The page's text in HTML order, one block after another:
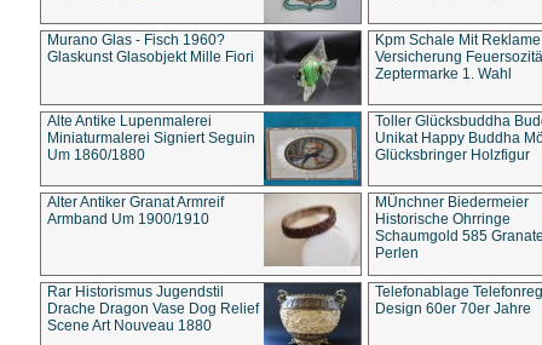
Murano Glas - Fisch 1960?
Glaskunst Glasobjekt Mille Fiori
Kpm Schale Mit Reklame
Versicherung
Zeptermarke 1. Wahl
Alte Antike Lupenmalerei
Miniaturmalerei Signiert Seguin
Um 1860/1880
Toller Glücksbuddha
Unikat Happy Buddha
Glücksbringer Holzfigur
Alter Antiker Granat Armreif
Armband Um 1900/1910
MÜnchner Biedermeier
Historische Ohrringe
Schaumgold 585
Perlen
Rar Historismus Jugendstil
Drache Dragon Vase Dog Relief
Scene Art Nouveau 1880
Telefonablage
Design 60er 70er Jahre